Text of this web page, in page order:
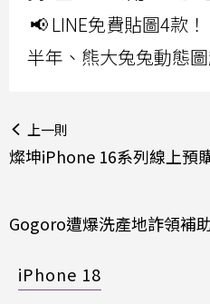
📢 LINE免費貼圖4款
半年、熊大兔兔動態
上一則
燦坤iPhone 16系列線上預
Gogoro遭爆洗產地詐領補
iPhone 18